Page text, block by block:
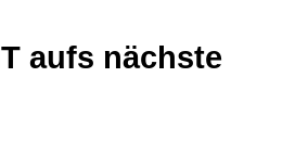
aufs nächste